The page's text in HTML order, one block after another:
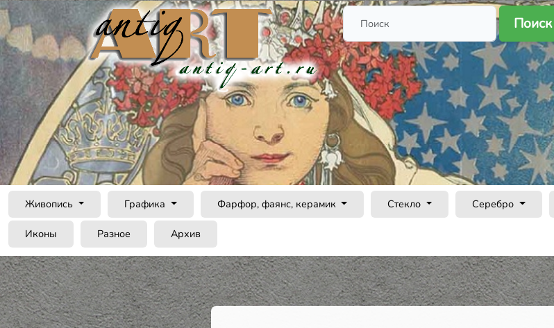
Поиск
Живопись Графика Фарфор, фаянс, керамик Стекло Серебро
Иконы Разное Архив